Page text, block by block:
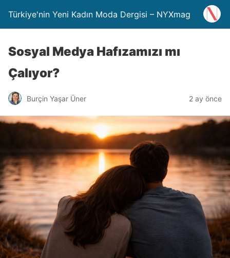
Türkiye'nin Yeni Kadın Moda Dergisi – NYXmag
Sosyal Medya Hafızamızı mı
Çalıyor?
Burçin Yaşar Üner 2 ay önce